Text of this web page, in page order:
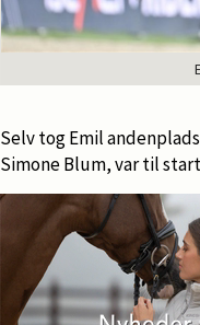
Selv tog Emil
Simone Blum, var til